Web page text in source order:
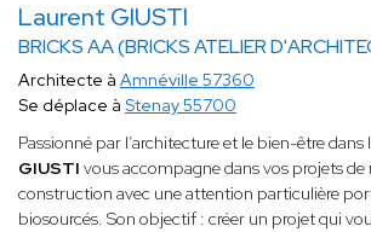
Laurent GIUSTI
BRICKS AA (BRICKS ATELIER
Architecte à Amnéville 57360
Se déplace à Stenay 55700
Passionné par l’architecture et le bien-être dans
GIUSTI vous accompagne dans vos projets
construction avec une attention particulière
biosourcés. Son objectif : créer un projet qui